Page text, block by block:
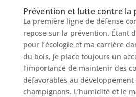
Prévention et lutte contre la
La première ligne de défense
repose sur la prévention. Étant
pour l’écologie et ma carrière
du bois, je place toujours un
l’importance de maintenir des
défavorables au développement
champignons. L’humidité et le